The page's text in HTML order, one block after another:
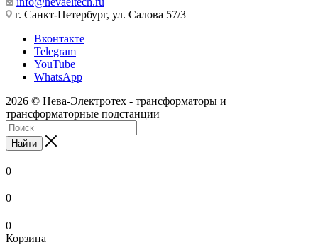
г. Санкт-Петербург, ул. Салова 57/3
Вконтакте
Telegram
YouTube
WhatsApp
2026 © Нева-Электротех - трансформаторы и
трансформаторные подстанции
Найти
0
0
0
Корзина